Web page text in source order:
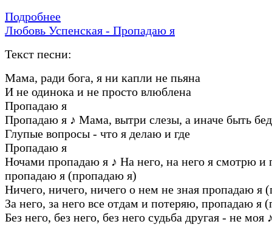
Подробнее
Любовь Успенская - Пропадаю я
Текст песни:
Мама, ради бога, я ни капли не пьяна
И не одинока и не просто влюблена
Пропадаю я
Пропадаю я ♪ Мама, вытри слезы, а иначе быть
Глупые вопросы - что я делаю и где
Пропадаю я
Ночами пропадаю я ♪ На него, на него я смотрю
пропадаю я (пропадаю я)
Ничего, ничего, ничего о нем не зная пропадаю я
За него, за него все отдам и потеряю, пропадаю я
Без него, без него, без него судьба другая - не моя